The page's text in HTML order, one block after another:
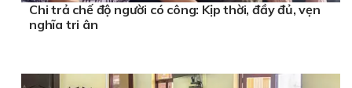
Chi trả chế độ người có công: Kịp thời, đầy đủ, vẹn
nghĩa tri ân